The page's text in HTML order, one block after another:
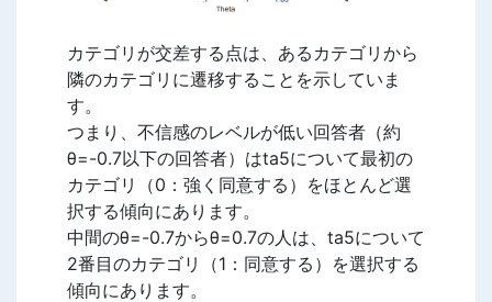
カテゴリが交差する点は、あるカテゴリから
隣のカテゴリに遷移することを示していま
す。
つまり、不信感のレベルが低い回答者（約
θ=-0.7以下の回答者）はta5について最初の
カテゴリ（0：強く同意する）をほとんど選
択する傾向にあります。
中間のθ=-0.7からθ=0.7の人は、ta5について
2番目のカテゴリ（1：同意する）を選択する
傾向にあります。